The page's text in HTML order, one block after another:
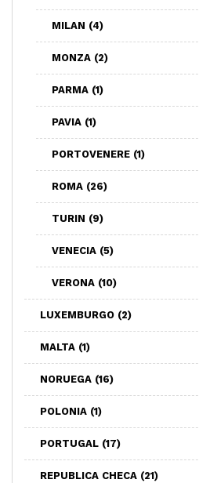
MILAN (4)
MONZA (2)
PARMA (1)
PAVIA (1)
PORTOVENERE (1)
ROMA (26)
TURIN (9)
VENECIA (5)
VERONA (10)
LUXEMBURGO (2)
MALTA (1)
NORUEGA (16)
POLONIA (1)
PORTUGAL (17)
REPUBLICA CHECA (21)